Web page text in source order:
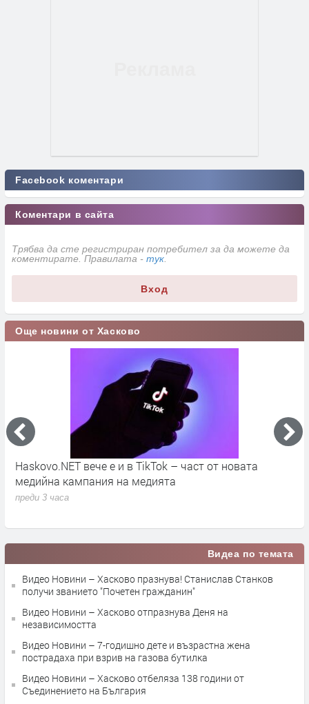
Facebook коментари
Коментари в сайта
Трябва да сте регистриран потребител за да можете да
коментирате. Правилата - тук
Вход
Още новини от Хасково
ОФК „Хасково“ стартира новия сезон с победа над
„Гигант“
преди 3 часа
Видеа по темата
Видео Новини – Хасково празнува! Станислав Станков
получи званието "Почетен гражданин"
Видео Новини – Хасково отпразнува Деня на
независимостта
Видео Новини – 7-годишно дете и възрастна жена
пострадаха при взрив на газова бутилка
Видео Новини – Хасково отбеляза 138 години от
Съединението на България